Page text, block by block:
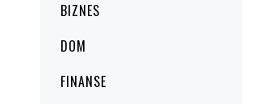
BIZNES
DOM
FINANSE